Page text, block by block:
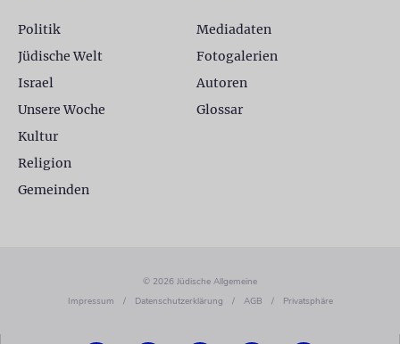
Politik
Jüdische Welt
Israel
Unsere Woche
Kultur
Religion
Gemeinden
Mediadaten
Fotogalerien
Autoren
Glossar
© 2026 Jüdische Allgemeine
Impressum
/ Datenschutzerklärung / AGB / Privatsphäre